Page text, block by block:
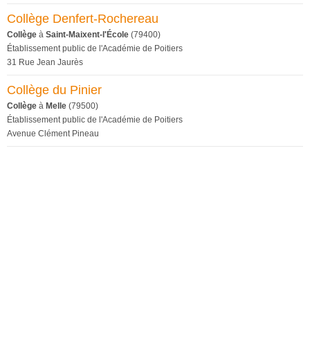
Collège Denfert-Rochereau
Collège à Saint-Maixent-l'École (79400)
Établissement public de l'Académie de Poitiers
31 Rue Jean Jaurès
Collège du Pinier
Collège à Melle (79500)
Établissement public de l'Académie de Poitiers
Avenue Clément Pineau